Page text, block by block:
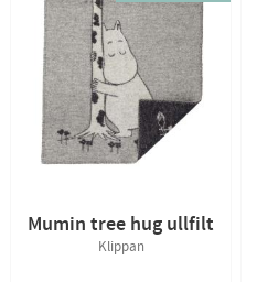
Mumin tree hug ullfilt
Klippan